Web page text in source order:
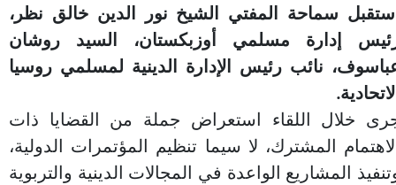
سماحة المفتي الشيخ نور الدين خالق نظر،
إدارة مسلمي أوزبكستان، السيد روشان
نائب رئيس الإدارة الدينية لمسلمي روسيا
خلال اللقاء استعراض جملة من القضايا ذات
المشترك، لا سيما تنظيم المؤتمرات الدولية،
المشاريع الواعدة في المجالات الدينية والتربوية